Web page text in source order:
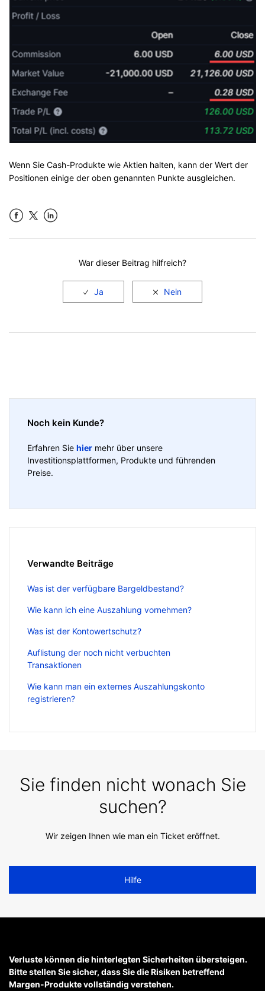
Wenn Sie Cash-Produkte wie Aktien halten, kann der Wert der
Positionen einige der oben genannten Punkte ausgleichen.
War dieser Beitrag hilfreich?
Noch kein Kunde?
Erfahren Sie hier mehr über unsere
Investitionsplattformen, Produkte und führenden
Preise.
Verwandte Beiträge
Was ist der verfügbare Bargeldbestand?
Wie kann ich eine Auszahlung vornehmen?
Was ist der Kontowertschutz?
Auflistung der noch nicht verbuchten
Transaktionen
Wie kann man ein externes Auszahlungskonto
registrieren?
Sie finden nicht wonach Sie
suchen?
Wir zeigen Ihnen wie man ein Ticket eröffnet.
Hilfe
Verluste können die hinterlegten Sicherheiten übersteigen.
Bitte stellen Sie sicher, dass Sie die Risiken betreffend
Margen-Produkte vollständig verstehen.